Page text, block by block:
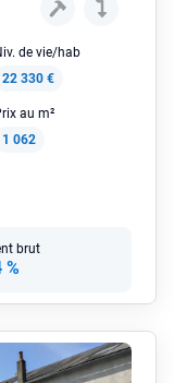
de vie/hab
22 330 €
au m²
1 062
brut
%